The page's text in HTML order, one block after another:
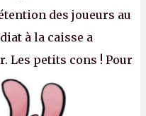
des joueurs au
à la caisse a
Les petits cons ! Pour
peut compter
et l'explosion des